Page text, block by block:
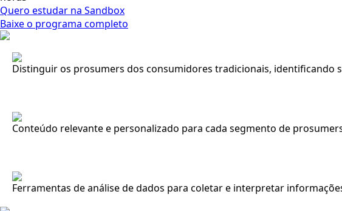
Quero estudar na Sandbox
Baixe o programa completo
Distinguir os prosumers dos consumidores tradicionais, identificando
Conteúdo relevante e personalizado para cada segmento de
Ferramentas de análise de dados para coletar e interpretar